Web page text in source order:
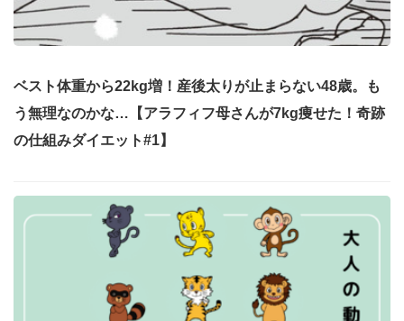
ベスト体重から22kg増！産後太りが止まらない48歳。も
う無理なのかな…【アラフィフ母さんが7kg痩せた！奇跡
の仕組みダイエット#1】